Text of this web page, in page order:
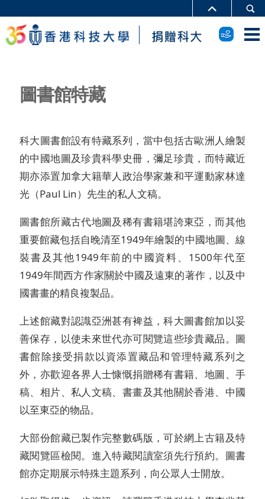
圖書館特藏
科大圖書館設有特藏系列，當中包括古歐洲人繪製
的中國地圖及珍貴科學史冊，彌足珍貴，而特藏近
期亦添置加拿大籍華人政治學家兼和平運動家林達
光（Paul Lin）先生的私人文稿。
圖書館所藏古代地圖及稀有書籍堪誇東亞，而其他
重要館藏包括自晚清至1949年繪製的中國地圖、線
裝書及其他1949年前的中國資料、1500年代至
1949年間西方作家關於中國及遠東的著作，以及中
國書畫的精良複製品。
上述館藏對認識亞洲甚有裨益，科大圖書館加以妥
善保存，以使未來世代亦可閱覽這些珍貴藏品。圖
書館除接受捐款以資添置藏品和管理特藏系列之
外，亦歡迎各界人士慷慨捐贈稀有書籍、地圖、手
稿、相片、私人文稿、書畫及其他關於香港、中國
以至東亞的物品。
大部份館藏已製作完整數碼版，可於網上古籍及特
藏閱覽區檢閱。進入特藏閱讀室須先行預約。圖書
館亦定期展示特殊主題系列，向公眾人士開放。